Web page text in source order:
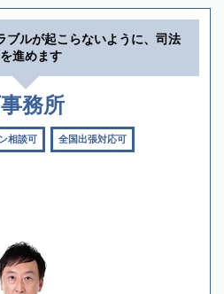
ブルが起こらないように、司法
進めます
務所
相談可 全国出張対応可